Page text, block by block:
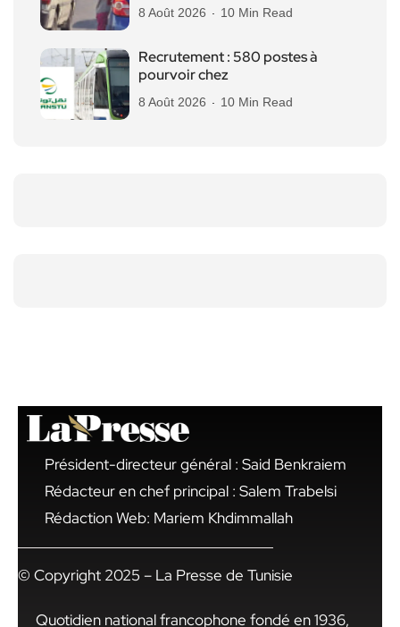
8 Août 2026 10 Min Read
Recrutement : 580 postes à
pourvoir chez
8 Août 2026 10 Min Read
Président-directeur général : Said Benkraiem
Rédacteur en chef principal : Salem Trabelsi
Rédaction Web: Mariem Khdimmallah
© Copyright 2025 – La Presse de Tunisie
Quotidien national francophone fondé en 1936,